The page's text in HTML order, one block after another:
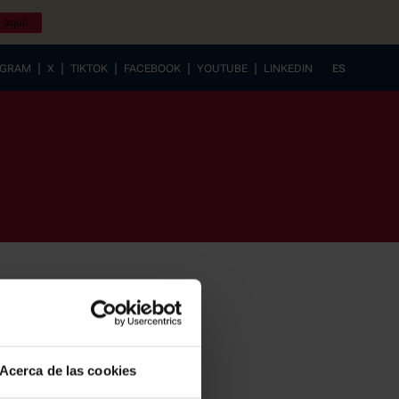
Acerca de las cookies
aquí!
| X | TIKTOK | FACEBOOK | YOUTUBE | LINKEDIN
ES